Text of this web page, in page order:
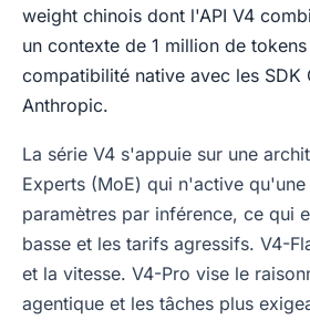
weight chinois dont l'API V4
un contexte de 1 million de
compatibilité native avec les SDK
Anthropic.
La série V4 s'appuie sur une
Experts (MoE) qui n'active
paramètres par inférence, ce qui
basse et les tarifs agressifs. V4-
et la vitesse. V4-Pro vise le
agentique et les tâches plus